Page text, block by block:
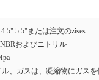
5.5"または注文のzises
およびニトリル
ル、ガスは、凝縮物にガス